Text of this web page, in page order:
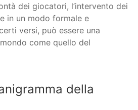
dei giocatori, l’intervento dei
in un modo formale e
versi, può essere una
come quello del
della